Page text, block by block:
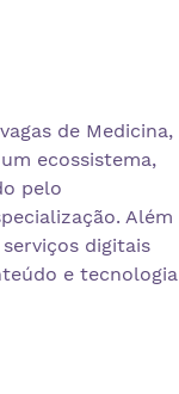
de Medicina,
ecossistema,
pelo
Além
digitais
e tecnologia